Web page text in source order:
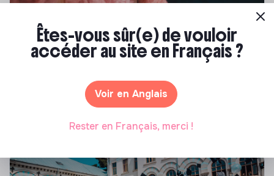
Compétences & formations
énergétique des bâtiments
Marianne Roussel•21 janvier 2025
Êtes-vous sûr(e) de vouloir
accéder au site en Français ?
Voir en Anglais
Rester en Français, merci !